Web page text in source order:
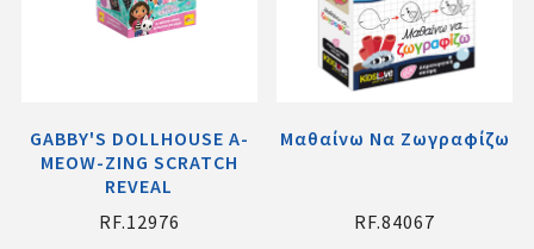
GABBY'S DOLLHOUSE A-
MEOW-ZING SCRATCH
REVEAL
RF.12976
Μαθαίνω Να Ζωγραφίζω
RF.84067